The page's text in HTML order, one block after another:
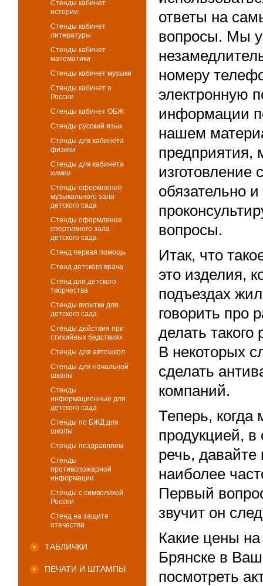
Стенды кабинет
истории
Стенды кабинет
литературы
Стенды кабинет
математики
Стенды кабинет музыки
Стенды кабинет о
России
Стенды кабинет ОБЖ
Стенды русский язык
Стенды для кабинета
физики
Стенды для кабинета
химии
Стенды оформление
музыкального зала
детского сада
Стенды оформление
спортивного зала
детского сада
Стенд первая помощь
Стенд детского врача
Стенд для детского
творчества
Стенды визитки для
детского сада
Стенды действия при
стихийных бедствиях
Стенды для автошкол
Стенды для начальной
школы
Стенды
информационные для
детского сада
Стенды по БЖД для
школы
Стенды поздравляем
Стенды
противопожарной
информации
Стенды с символикой
России
Стенд на защите
отечества
ТАБЛИЧКИ
ПЕЧАТИ И ШТАМПЫ
ответы на
вопросы. Мы
номеру
электронную
информации
нашем
предприятия,
обязательно
вопросы.
Итак, что
это изделия,
подъездах
говорить про
делать
В некоторых
сделать
компаний.
Теперь,
продукцией, в
речь, давайте
наиболее
Первый
звучит он
Какие цены
Брянске в
посмотреть